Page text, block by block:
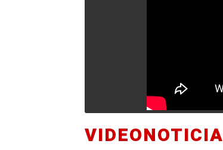
VIDEONOTICIA